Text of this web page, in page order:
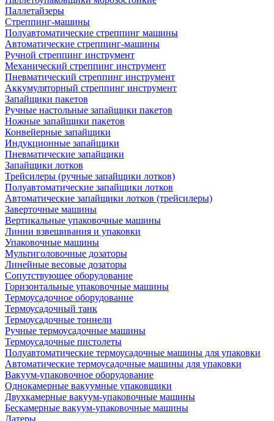
Паллетайзеры
Стреппинг-машины
Полуавтоматические стреппинг машины
Автоматические стреппинг-машины
Ручной стреппинг инструмент
Механический стреппинг инструмент
Пневматический стреппинг инструмент
Аккумуляторный стреппинг инструмент
Запайщики пакетов
Ручные настольные запайщики пакетов
Ножные запайщики пакетов
Конвейерные запайщики
Индукционные запайщики
Пневматические запайщики
Запайщики лотков
Трейсилеры (ручные запайщики лотков)
Полуавтоматические запайщики лотков
Автоматические запайщики лотков (трейсилеры)
Заверточные машины
Вертикальные упаковочные машины
Линии взвешивания и упаковки
Упаковочные машины
Мультиголовочные дозаторы
Линейные весовые дозаторы
Сопутствующее оборудование
Горизонтальные упаковочные машины
Термоусадочное оборудование
Термоусадочный танк
Термоусадочные тоннели
Ручные термоусадочные машины
Термоусадочные пистолеты
Полуавтоматические термоусадочные машины для упаковки
Автоматические термоусадочные машины для упаковки
Вакуум-упаковочное оборудование
Однокамерные вакуумные упаковщики
Двухкамерные вакуум-упаковочные машины
Бескамерные вакуум-упаковочные машины
Датеры